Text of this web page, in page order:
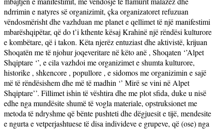
ndrrimin e natyres së organizimit, çka organizatoret refuzuan
vëndosmërisht dhe vazhduan me planet e qellimet të një manifestimi
mbarëshqipëtar, që do t’i kthente kësaj Krahinë një rëndësi kulturore
e kombëtare, që i takon. Këta njerëz entuziast dhe aktivistë, krijuan
Shoqatën me të njohur joqeveritare në këto anë , Shoqaten ‘’Alpet
Shqiptare ‘’, e cila vazhdoi me organizimet e shumta kulturore,
historike , shkencore , popullore , e sidomos me organizimin e sajë
më të rëndësishem dhe më të madhin ‘’ Mirë se vini në Alpet
Shqiptare’’. Fillimet ishin të vështira dhe me plot sfida, duke u nisë
edhe nga mundësite shumë të vogla materiale, opstruksionet me
metoda të ndryshme që bënte pushteti dhe dëgjuesit e tijë, mendesite
e ngurta e vetperjashtuese të disa individeve e grupeve, që (ose) nga